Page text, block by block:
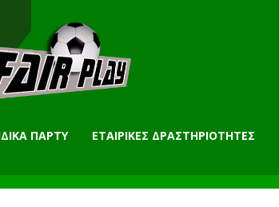
ΠΑΡΤΥ ΕΤΑΙΡΙΚΕΣ ΔΡΑΣΤΗΡΙΟΤΗΤΕΣ